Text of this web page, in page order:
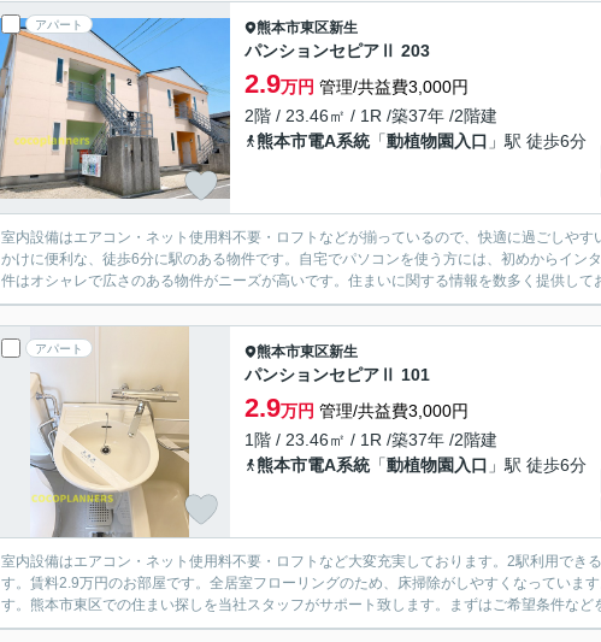
アパート 熊本市東区新生
パンションセピアⅡ 203
2.9万円 管理/共益費3,000円
2階 / 23.46㎡ / 1R /築37年 /2階建
熊本市電A系統「動植物園入口 」駅 徒歩6分
室内設備はエアコン・ネット使用料不要・ロフトなどが揃っているので、快適に過ごしや
かけに便利な、徒歩6分に駅のある物件です。自宅でパソコンを使う方には、初めからイン
件はオシャレで広さのある物件がニーズが高いです。住まいに関する情報を数多く提供し
アパート 熊本市東区新生
パンションセピアⅡ 101
2.9万円 管理/共益費3,000円
1階 / 23.46㎡ / 1R /築37年 /2階建
熊本市電A系統「動植物園入口 」駅 徒歩6分
室内設備はエアコン・ネット使用料不要・ロフトなど大変充実しております。2駅利用でき
す。賃料2.9万円のお部屋です。全居室フローリングのため、床掃除がしやすくなっていま
す。熊本市東区での住まい探しを当社スタッフがサポート致します。まずはご希望条件な